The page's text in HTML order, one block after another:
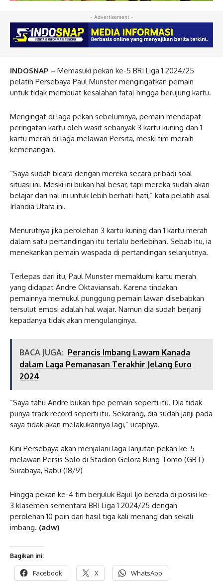
- Advertisement -
INDOSNAP – Memasuki pekan ke-5 BRI Liga 1 2024/25
pelatih Persebaya Paul Munster mengingatkan pemain
untuk tidak membuat kesalahan fatal hingga berujung kartu.
Mengingat di laga pekan sebelumnya, pemain mendapat
peringatan kartu oleh wasit sebanyak 3 kartu kuning dan 1
kartu merah di laga melawan Persita, meski tim meraih
kemenangan.
“Saya sudah bicara dengan mereka secara pribadi soal
situasi ini. Meski ini bukan hal besar, tapi mereka sudah akan
belajar dari hal ini untuk lebih berhati-hati,” kata pelatih asal
Irlandia Utara ini.
Menurutnya jika perolehan 3 kartu kuning dan 1 kartu merah
dalam satu pertandingan itu terlalu berlebihan. Sebab itu, ia
menekankan pemain waspada di pertandingan selanjutnya.
Terlepas dari itu, Paul Munster memaklumi kartu merah
yang didapat Andre Oktaviansah. Karena tindakan
pemainnya memukul punggung pemain lawan disebabkan
tersulut emosi adalah hal wajar. Namun dia sudah berjanji
kepadanya tidak akan mengulanginya.
BACA JUGA: Perancis Imbang Lawam Kanada
dalam Laga Pemanasan Terakhir Jelang Euro
2024
”Saya tahu Andre bukan tipe pemain seperti itu. Dia tidak
punya track record seperti itu. Sekarang, dia sudah janji pada
saya tidak akan melakukannya lagi,” ucapnya.
Kini Persebaya akan menjalani laga lanjutan pekan ke-5
melawan Persis Solo di Stadion Gelora Bung Tomo (GBT)
Surabaya, Rabu (18/9)
Hingga pekan ke-4 tim berjuluk Bajul Ijo berada di posisi ke-
3 klasemen sementara BRI Liga 1 2024/25 dengan
perolehan 10 poin dari hasil tiga kali menang dan sekali
imbang. (adw)
Bagikan ini:
Facebook X WhatsApp